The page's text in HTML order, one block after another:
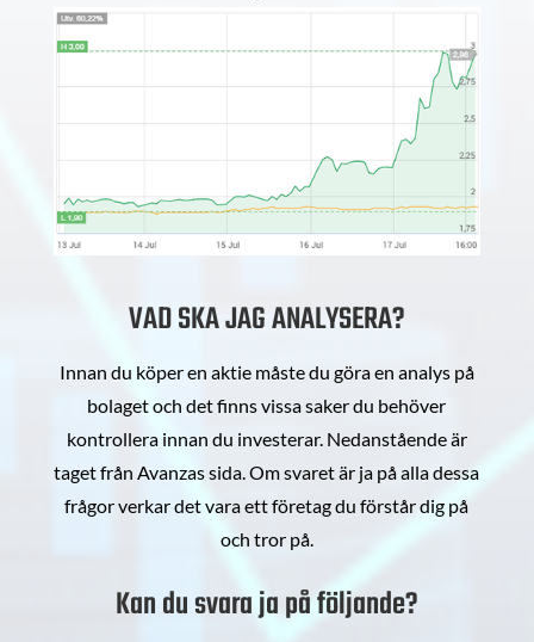
VAD SKA JAG ANALYSERA?
Innan du köper en aktie måste du göra en analys på
bolaget och det finns vissa saker du behöver
kontrollera innan du investerar. Nedanstående är
taget från Avanzas sida. Om svaret är ja på alla dessa
frågor verkar det vara ett företag du förstår dig på
och tror på.
Kan du svara ja på följande?